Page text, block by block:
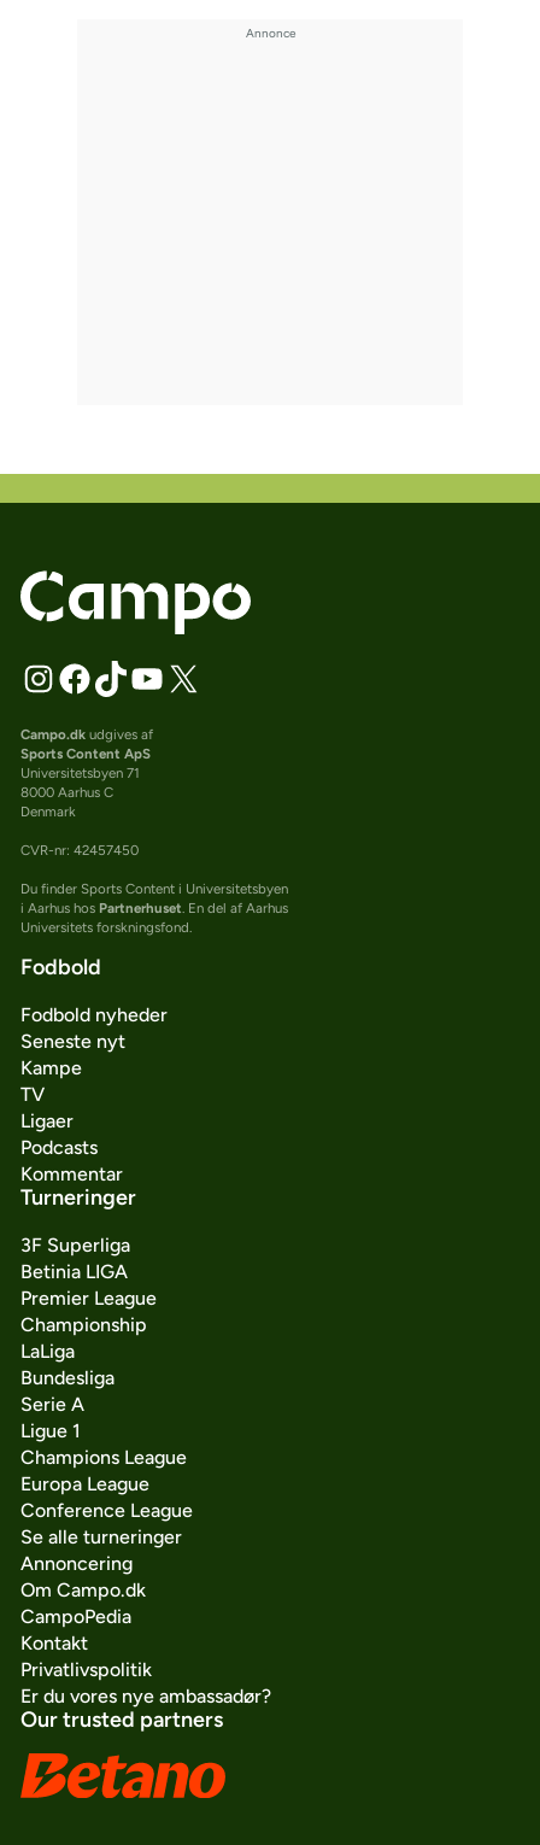
Campo.dkudgives af
Sports Content ApS
Universitetsbyen 71
8000 Aarhus C
Denmark
CVR-nr: 42457450
Du finder Sports Content i Universitetsbyen
i Aarhus hos Partnerhuset. En del af Aarhus
Universitets forskningsfond.
Fodbold
Fodbold nyheder
Seneste nyt
Kampe
TV
Ligaer
Podcasts
Kommentar
Turneringer
3F Superliga
Betinia LIGA
Premier League
Championship
LaLiga
Bundesliga
Serie A
Ligue 1
Champions League
Europa League
Conference League
Se alle turneringer
Annoncering
Om Campo.dk
CampoPedia
Kontakt
Privatlivspolitik
Er du vores nye ambassadør?
Our trusted partners